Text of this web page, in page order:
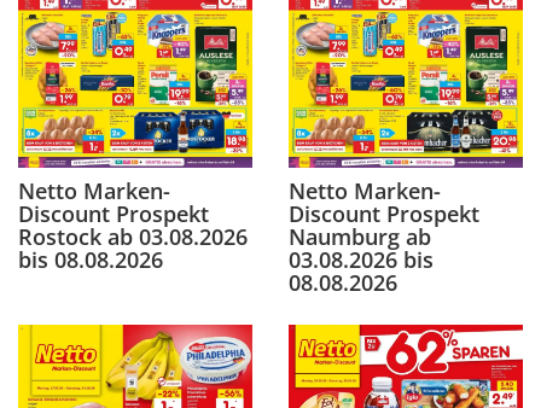
Netto Marken-
Discount Prospekt
Rostock ab 03.08.2026
bis 08.08.2026
Netto Marken-
Discount Prospekt
Naumburg ab
03.08.2026 bis
08.08.2026